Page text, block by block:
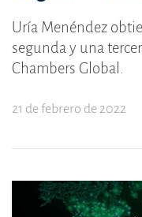
Uría Menéndez
segunda y una
Chambers Global.
21 de febrero de 2022